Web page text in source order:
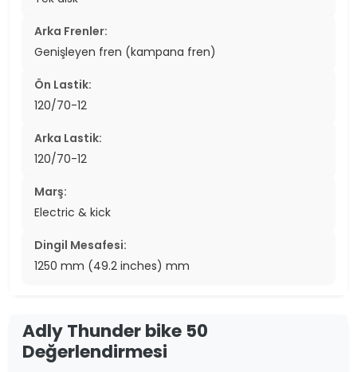
Arka Frenler:
Genişleyen fren (kampana fren)
Ön Lastik:
120/70-12
Arka Lastik:
120/70-12
Marş:
Electric & kick
Dingil Mesafesi:
1250 mm (49.2 inches) mm
Adly Thunder bike 50
Değerlendirmesi